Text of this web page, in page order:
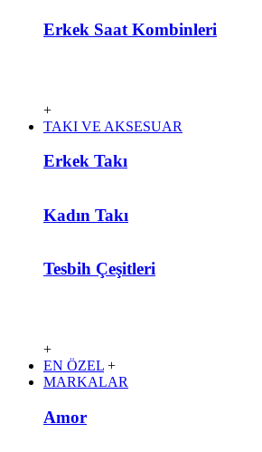
Erkek Saat Kombinleri
+
TAKI VE AKSESUAR
Erkek Takı
Kadın Takı
Tesbih Çeşitleri
+
EN ÖZEL +
MARKALAR
Amor